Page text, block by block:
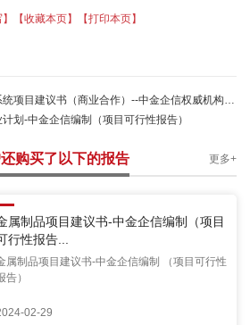
【收藏本页】 【打印本页】
项目建议书（商业合作）--中金企信权威机构编制
划-中金企信编制（项目可行性报告）
购买了以下的报告 更多+
属制品项目建议书-中金企信编制（项目
行性报告...
属制品项目建议书-中金企信编制 （项目可行性
告）
02-29